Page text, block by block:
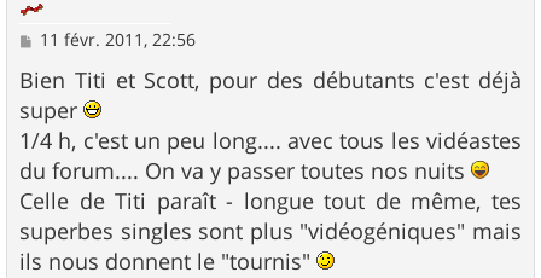
M
s
s
a
g
e
11 févr. 2011, 22:56
Bien Titi et Scott, pour des débutants c'est déjà
super
1/4 h, c'est un peu long.... avec tous les vidéastes
du forum.... On va y passer toutes nos nuits
Celle de Titi paraît - longue tout de même, tes
superbes singles sont plus "vidéogéniques" mais
ils nous donnent le "tournis"